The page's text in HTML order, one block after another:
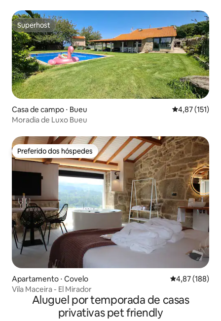
Superhost
Superhost
Casa de campo ⋅ Bueu 4,87 de uma
4,87 (151)
Moradia de Luxo Bueu
Preferido dos hóspedes
Preferido dos hóspedes
Apartamento ⋅ Covelo 4,87 de uma
4,87 (188)
Vila Maceira - El Mirador
Aluguel por temporada de casas
privativas pet friendly